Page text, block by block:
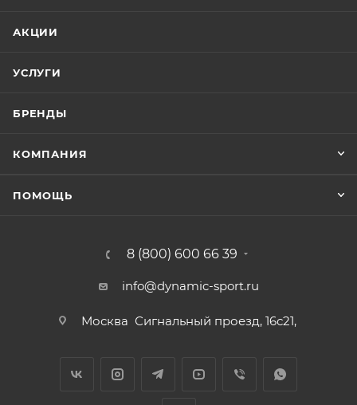
АКЦИИ
УСЛУГИ
БРЕНДЫ
КОМПАНИЯ
ПОМОЩЬ
8 (800) 600 66 39
info@dynamic-sport.ru
Москва Сигнальный проезд, 16с21,